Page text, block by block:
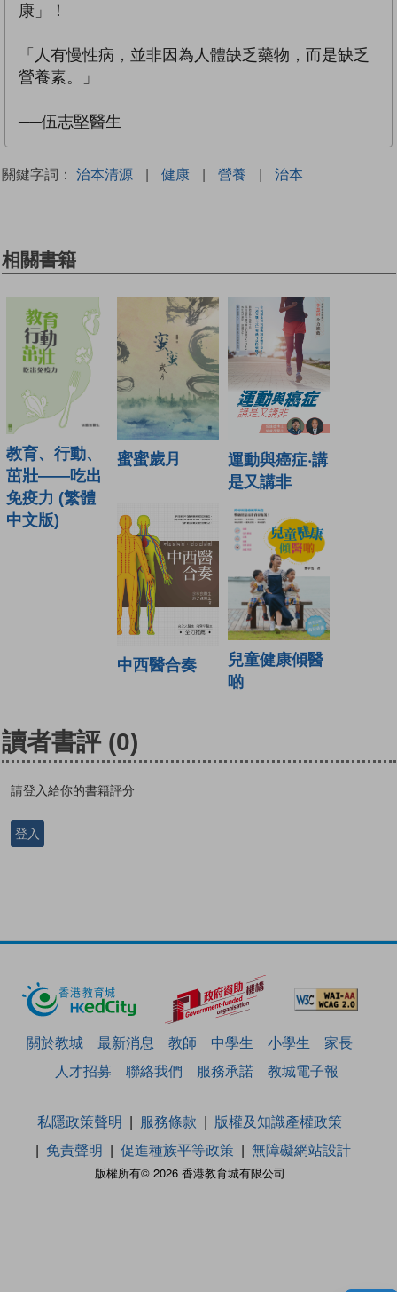
康」！
「人有慢性病，並非因為人體缺乏藥物，而是缺乏
營養素。」
──伍志堅醫生
關鍵字詞： 治本清源 | 健康 | 營養 | 治本
相關書籍
教育、行動、
茁壯——吃出
免疫力 (繁體
中文版)
蜜蜜歲月
運動與癌症‧講
是又講非
中西醫合奏
兒童健康傾醫
啲
讀者書評 (0)
請登入給你的書籍評分
登入
關於教城 最新消息 教師 中學生 小學生
家長
人才招募
聯絡我們 服務承諾 教城電子報
版權所有© 2026 香港教育城有限公司
私隱政策聲明 服務條款
版權及知識產權政策
免責聲明
促進種族平等政策 無障礙網站設計